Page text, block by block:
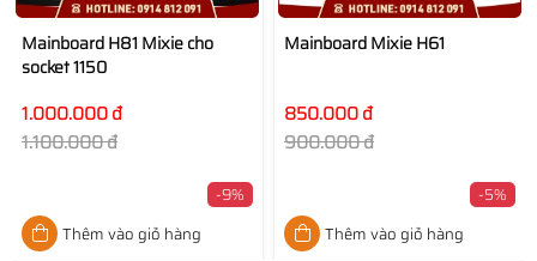
Mainboard H81 Mixie cho
socket 1150
1.000.000 đ
1.100.000 đ
-9%
Thêm vào giỏ hàng
Mainboard Mixie H61
850.000 đ
900.000 đ
-5%
Thêm vào giỏ hàng